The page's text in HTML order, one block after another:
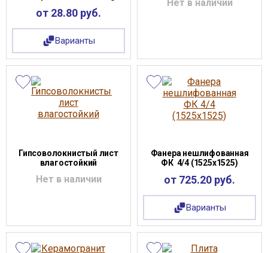
от 28.80 руб.
Варианты
Нет в наличии
Гипсоволокнистый лист
влагостойкий
Нет в наличии
Фанера нешлифованная
ФК 4/4 (1525х1525)
от 725.20 руб.
Варианты